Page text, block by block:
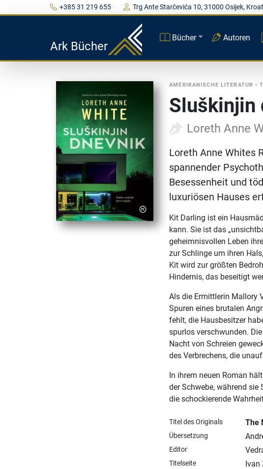
+385 31 219 655 Trg Ante Starčevića 10, 31000 Osijek,
Ark Bücher
Bücher Autoren
AMERIKANISCHE LITERATUR •
Sluškinjin
Loreth Anne
Loreth Anne Whites
spannender
Besessenheit und
luxuriösen Hauses
Kit Darling ist ein
kann. Sie ist das
geheimnisvollen Leben
zur Schlinge um ihren
Kit wird zur größten
Hindernis, das beseitigt
Als die Ermittlerin Mallory
Spuren eines brutalen
fehlt, die Hausbesitzer
spurlos verschwunden.
Nacht von Schreien
des Verbrechens, die
In ihrem neuen Roman
der Schwebe, während
die schockierende
Titel des Originals The
Übersetzung
Editor
Titelseite Ivan